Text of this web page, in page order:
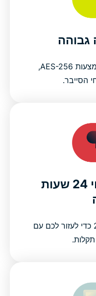
גבוהה
המידע שלכם מאובטח באמצעות AES-256,
הסייבר.
תמיכה בצ׳אט חי 24 שעות
אנשים אמיתיים זמינים 24/7 כדי לעזור לכם עם